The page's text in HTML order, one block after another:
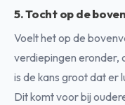
5. Tocht op de
Voelt het op de
verdiepingen eronder,
is de kans groot dat er
Dit komt voor bij